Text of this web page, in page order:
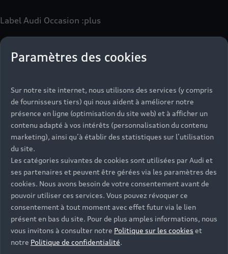
Label Audi Occasion :plus
Le label Audi Occasion:plusvous permet d’acquérir un
véhicules neufs :
- Jusqu'à 130 points de contrôle spécifiques à chaque
motorisation
- Garantie jusqu’à 24 mois et kilométrage illimité
- Assistance 24/7 en France et en Europe
Découvrez également toutes nos offres d’entretien
partir de 19€/mois
Les réponses à vos
questions
Paramètres des cookies
Sur notre site internet, nous utilisons des services (y compris
de fournisseurs tiers) qui nous aident à améliorer notre
présence en ligne (optimisation du site web) et à afficher un
contenu adapté à vos intérêts (personnalisation du contenu
marketing), ainsi qu’à établir des statistiques sur l’utilisation
du site.
Les catégories suivantes de cookies sont utilisées par Audi et
ses partenaires et peuvent être gérées via les paramètres des
cookies. Nous avons besoin de votre consentement avant de
pouvoir utiliser ces services. Vous pouvez révoquer ce
consentement à tout moment avec effet futur via le lien
présent en bas du site. Pour de plus amples informations, nous
vous invitons à consulter notre Politique sur les cookies et
notre Politique de confidentialité.